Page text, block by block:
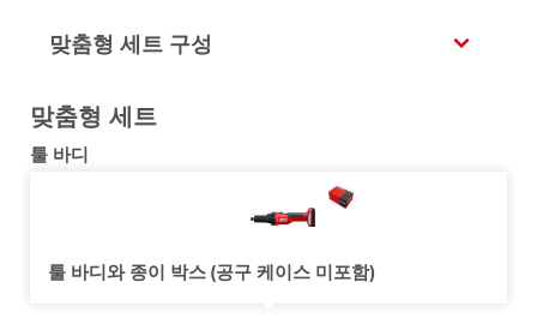
맞춤형 세트 구성
맞춤형 세트
툴 바디
툴 바디와 종이 박스 (공구 케이스 미포함)